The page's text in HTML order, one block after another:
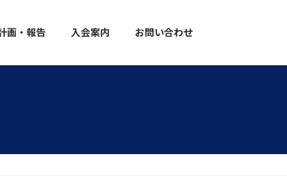
画・報告 入会案内 お問い合わせ